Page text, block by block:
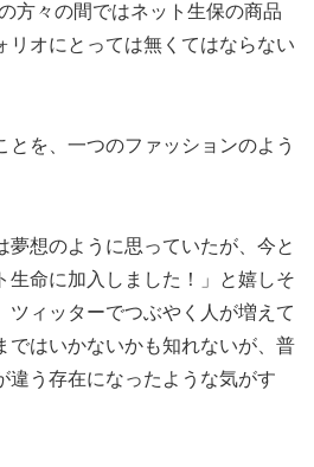
方々の間ではネット生保の商品
リオにとっては無くてはならない
とを、一つのファッションのよう
夢想のように思っていたが、今と
生命に加入しました！」と嬉しそ
ツィッターでつぶやく人が増えて
ではいかないかも知れないが、普
違う存在になったような気がす